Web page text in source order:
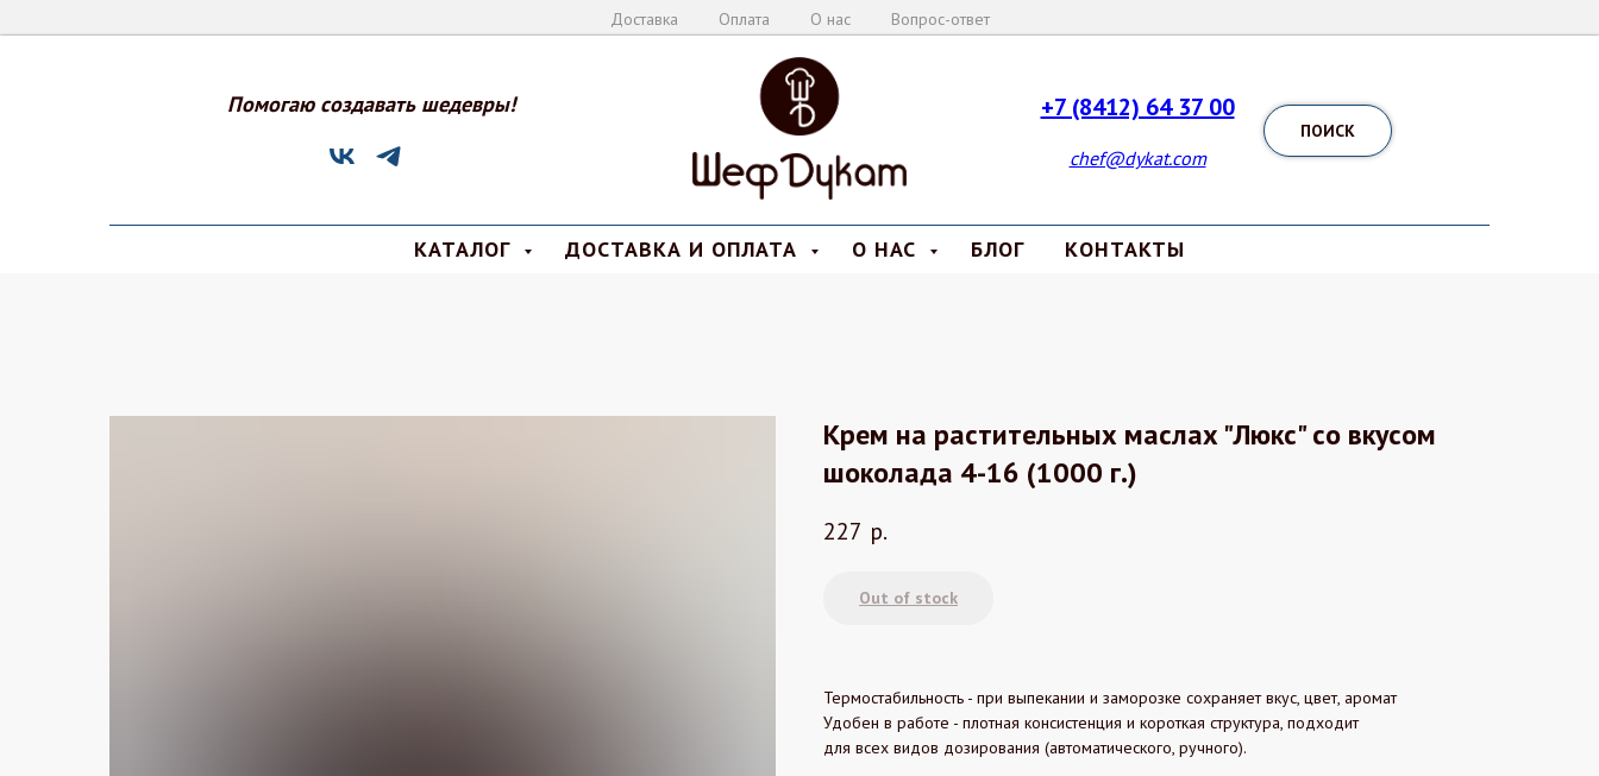
Доставка Оплата О нас Вопрос-ответ
Помогаю создавать шедевры! +7 (8412) 64 37 00
chef@dykat.com
ПОИСК
КАТАЛОГ ДОСТАВКА И ОПЛАТА О НАС БЛОГ КОНТАКТЫ
Крем на растительных маслах "Люкс" со вкусом
шоколада 4-16 (1000 г.)
227 р.
Out of stock
Термостабильность - при выпекании и заморозке сохраняет вкус, цвет, аромат
Удобен в работе - плотная консистенция и короткая структура, подходит
для всех видов дозирования (автоматического, ручного).